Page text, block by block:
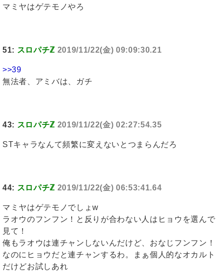
マミヤはゲテモノやろ
51: スロパチℤ 2019/11/22(金) 09:09:30.21
>>39
無法者、アミバは、ガチ
43: スロパチℤ 2019/11/22(金) 02:27:54.35
STキャラなんて頻繁に変えないとつまらんだろ
44: スロパチℤ 2019/11/22(金) 06:53:41.64
マミヤはゲテモノでしょw
ラオウのフンフン！と反りが合わない人はヒョウを選んで
見て！
俺もラオウは連チャンしないんだけど、おなじフンフン！
なのにヒョウだと連チャンするわ。まぁ個人的なオカルト
だけどお試しあれ